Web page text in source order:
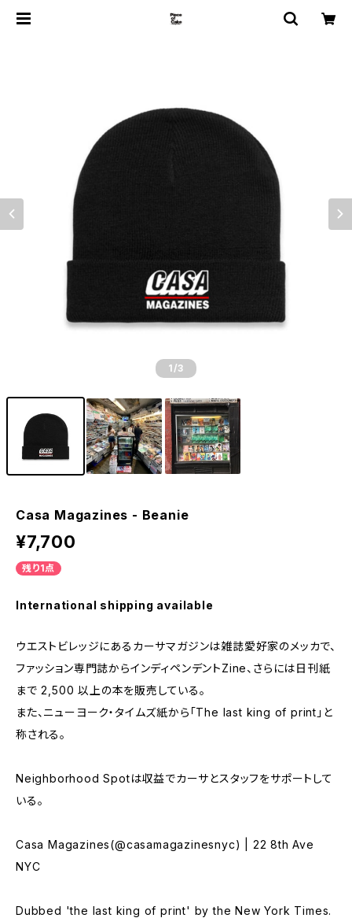
1 /3
Casa Magazines - Beanie
¥7,700
残り1点
International shipping available
ウエストビレッジにあるカーサマガジンは雑誌愛好家のメッカで、
ファッション専門誌からインディペンデントZine、さらには日刊紙
まで 2,500 以上の本を販売している。
また、ニューヨーク・タイムズ紙から「The last king of print」と
称される。
Neighborhood Spotは収益でカーサとスタッフをサポートして
いる。
Casa Magazines(@casamagazinesnyc) | 22 8th Ave
NYC
Dubbed 'the last king of print' by the New York Times.